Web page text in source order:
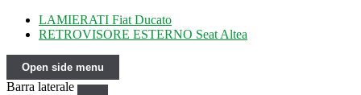
LAMIERATI Fiat Ducato
RETROVISORE ESTERNO Seat Altea
Open side menu
Barra laterale